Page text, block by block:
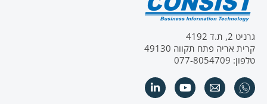
גרניט 2, ת.ד 4192
קרית אריה פתח תקווה 49130
טלפון: 077-8054709